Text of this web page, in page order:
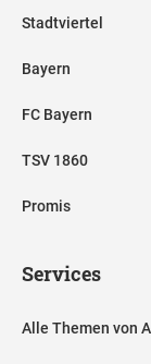
Stadtviertel
Bayern
FC Bayern
TSV 1860
Promis
Services
Alle Themen von